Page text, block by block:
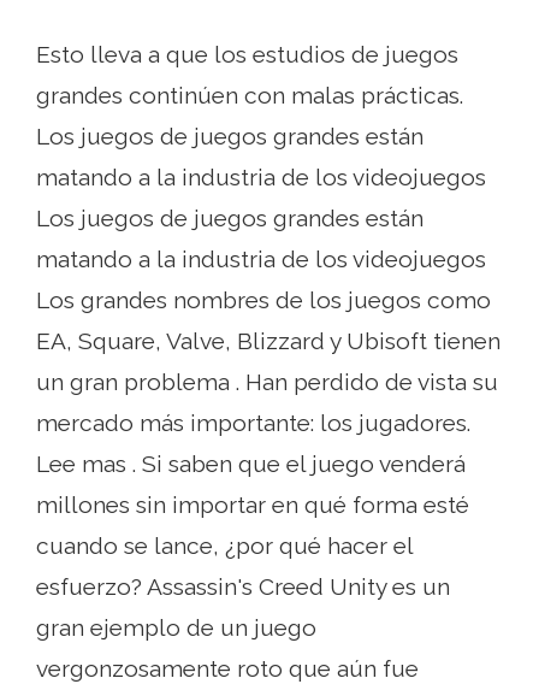
Esto lleva a que los estudios de juegos
grandes continúen con malas prácticas.
Los juegos de juegos grandes están
matando a la industria de los videojuegos
Los juegos de juegos grandes están
matando a la industria de los videojuegos
Los grandes nombres de los juegos como
EA, Square, Valve, Blizzard y Ubisoft tienen
un gran problema . Han perdido de vista su
mercado más importante: los jugadores.
Lee mas . Si saben que el juego venderá
millones sin importar en qué forma esté
cuando se lance, ¿por qué hacer el
esfuerzo? Assassin's Creed Unity es un
gran ejemplo de un juego
vergonzosamente roto que aún fue